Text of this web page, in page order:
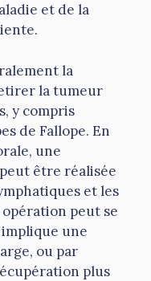
et de la
la
la tumeur
y compris
de Fallope. En
une
être réalisée
et les
peut se
une
ou par
plus